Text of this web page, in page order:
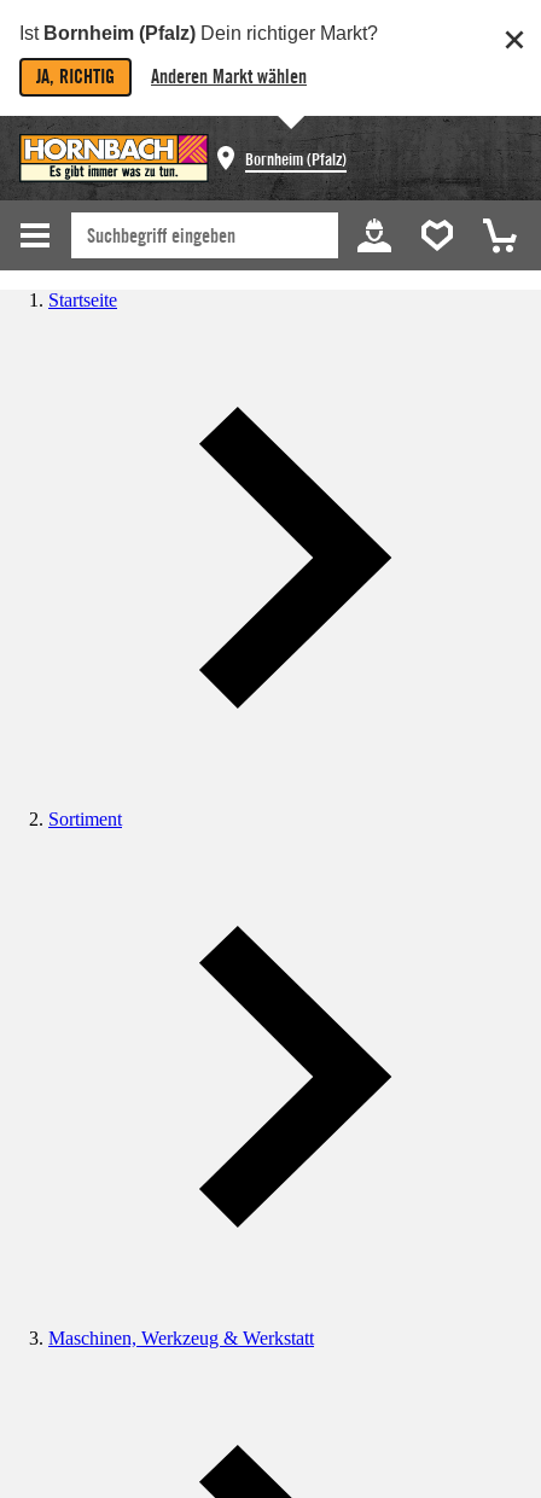
Ist Bornheim (Pfalz) Dein richtiger Markt?
JA, RICHTIG Anderen Markt wählen
Bornheim (Pfalz)
Startseite
Sortiment
Maschinen, Werkzeug & Werkstatt